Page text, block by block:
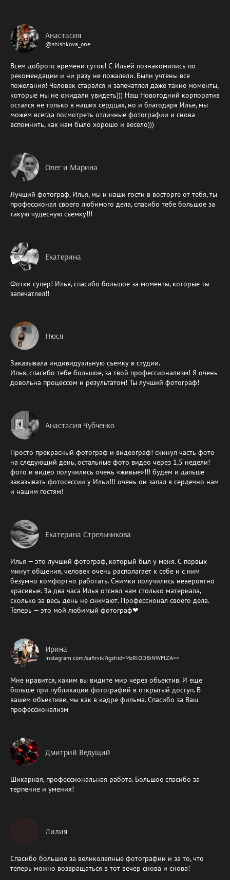
Анастасия
@shishkova_one
Всем доброго времени суток! С Ильёй познакомились по
рекомендации и ни разу не пожалели. Были учтены все
пожелания! Человек старался и запечатлел даже такие моменты,
которые мы не ожидали увидеть))) Наш Новогодний корпоратив
остался не только в наших сердцах, но и благодаря Илье, мы
можем всегда посмотреть отличные фотографии и снова
вспомнить, как нам было хорошо и весело)))
Олег и Марина
Лучший фотограф, Илья, мы и наши гости в восторге от тебя, ты
профессионал своего любимого дела, спасибо тебе большое за
такую чудесную съёмку!!!
Екатерина
Фотки супер! Илья, спасибо большое за моменты, которые ты
запечатлел!!
Нюся
Заказывала индивидуальную съемку в студии.
Илья, спасибо тебе большое, за твой профессионализм! Я очень
довольна процессом и результатом! Ты лучший фотограф!
Анастасия Чубченко
Просто прекрасный фотограф и видеограф! скинул часть фото
на следующий день, остальные фото видео через 1,5 недели!
фото и видео получились очень «живые»!!! будем и дальше
заказывать фотосессии у Ильи!!! очень он запал в сердечно нам
и нашим гостям!
Екатерина Стрельникова
Илья — это лучший фотограф, который был у меня. С первых
минут общения, человек очень располагает к себе и с ним
безумно комфортно работать. Снимки получились невероятно
красивые. За два часа Илья отснял нам столько материала,
сколько за весь день не снимают. Профессионал своего дела.
Теперь — это мой любимый фотограф❤
Ирина
instagram.com/safirvik?igshid=MzRlODBiNWFlZA==
Мне нравится, каким вы видите мир через объектив. И еще
больше при публикации фотографий в открытый доступ. В
вашем объективе, мы как в кадре фильма. Спасибо за Ваш
профессионализм
Дмитрий Ведущий
Шикарная, профессиональная работа. Большое спасибо за
терпение и умения!
Лилия
Спасибо большое за великолепные фотографии и за то, что
теперь можно возвращаться в тот вечер снова и снова!